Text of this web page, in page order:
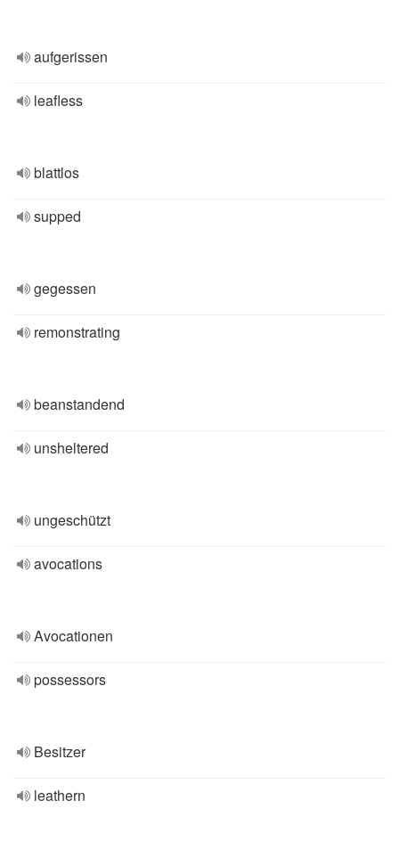
aufgerissen
leafless
blattlos
supped
gegessen
remonstrating
beanstandend
unsheltered
ungeschützt
avocations
Avocationen
possessors
Besitzer
leathern